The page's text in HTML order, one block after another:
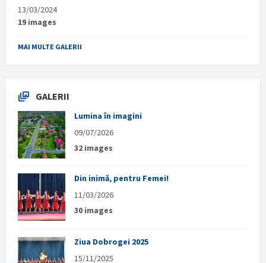
13/03/2024
19 images
MAI MULTE GALERII
GALERII
Lumina în imagini
09/07/2026
32 images
Din inimă, pentru Femei!
11/03/2026
30 images
Ziua Dobrogei 2025
15/11/2025